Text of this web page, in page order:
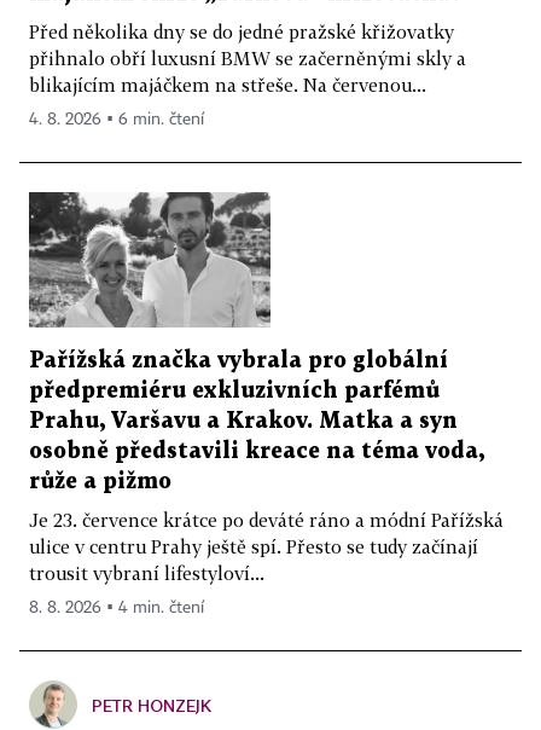
Před několika dny se do jedné pražské křižovatky
přihnalo obří luxusní BMW se začerněnými skly a
blikajícím majáčkem na střeše. Na červenou...
4. 8. 2026 ▪ 6 min. čtení
Pařížská značka vybrala pro globální
předpremiéru exkluzivních parfémů
Prahu, Varšavu a Krakov. Matka a syn
osobně představili kreace na téma voda,
růže a pižmo
Je 23. července krátce po deváté ráno a módní Pařížská
ulice v centru Prahy ještě spí. Přesto se tudy začínají
trousit vybraní lifestyloví...
8. 8. 2026 ▪ 4 min. čtení
PETR HONZEJK